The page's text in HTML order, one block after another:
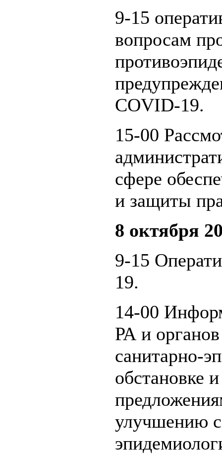
9-15
вопросам
COVID-19.
15-00
сфере
и защиты
8 октября
9-15
19.
14-00
РА и
санитарно-
обстановке
улучшению